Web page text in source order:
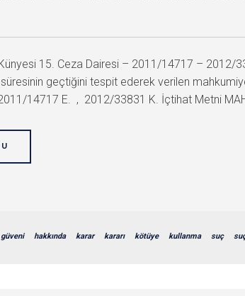
15. Ceza Dairesi – 2011/14717 – 2012/
geçtiğini tespit ederek verilen
14717 E. , 2012/33831 K. İçtihat Metni
güveni hakkında karar kararı kötüye kullanma suç